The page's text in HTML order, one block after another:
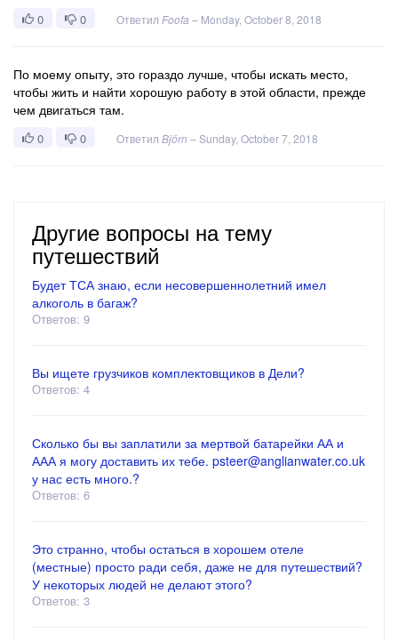
0 0 Ответил Foofa – Monday, October 8, 2018
По моему опыту, это гораздо лучше, чтобы искать место,
чтобы жить и найти хорошую работу в этой области, прежде
чем двигаться там.
0 0 Ответил Björn –Sunday, October 7, 2018
Другие вопросы на тему
путешествий
Будет ТСА знаю, если несовершеннолетний имел
алкоголь в багаж?
Ответов: 9
Вы ищете грузчиков комплектовщиков в Дели?
Ответов: 4
Сколько бы вы заплатили за мертвой батарейки АА и
ААА я могу доставить их тебе. psteer@anglianwater.co.uk
у нас есть много.?
Ответов: 6
Это странно, чтобы остаться в хорошем отеле
(местные) просто ради себя, даже не для путешествий?
У некоторых людей не делают этого?
Ответов: 3